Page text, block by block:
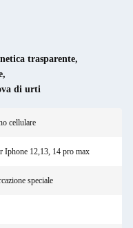
trasparente,
,
di urti
cellulare
Iphone 12,13, 14 pro max
speciale